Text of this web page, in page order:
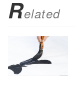
Related